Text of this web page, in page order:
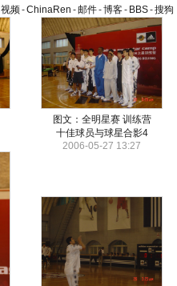
视频-ChinaRen -邮件-博客- BBS-搜狗
图文：全明星赛 训练营
十佳球员与球星合影4
2006-05-27 13:27